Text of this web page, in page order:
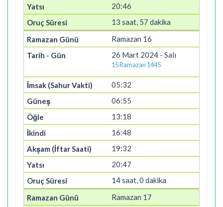
20:46
13 saat, 57 dakika
Ramazan 16
26 Mart 2024 - Salı
15 Ramazan 1445
05:32
06:55
13:18
16:48
19:32
20:47
14 saat, 0 dakika
Ramazan 17